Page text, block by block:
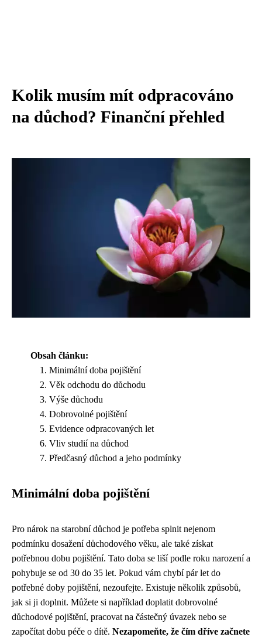
Kolik musím mít odpracováno
na důchod? Finanční přehled
Obsah článku:
Minimální doba pojištění
Věk odchodu do důchodu
Výše důchodu
Dobrovolné pojištění
Evidence odpracovaných let
Vliv studií na důchod
Předčasný důchod a jeho podmínky
Minimální doba pojištění
Pro nárok na starobní důchod je potřeba splnit nejenom
podmínku dosažení důchodového věku, ale také získat
potřebnou dobu pojištění. Tato doba se liší podle roku narození a
pohybuje se od 30 do 35 let. Pokud vám chybí pár let do
potřebné doby pojištění, nezoufejte. Existuje několik způsobů,
jak si ji doplnit. Můžete si například doplatit dobrovolné
důchodové pojištění, pracovat na částečný úvazek nebo se
započítat dobu péče o dítě. Nezapomeňte, že čím dříve začnete